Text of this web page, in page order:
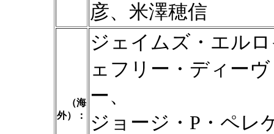
彦、米澤穂信
（海
外）：
ジェイムズ・エル
ェフリー・ディー
ー、
ジョージ・P・ペレ